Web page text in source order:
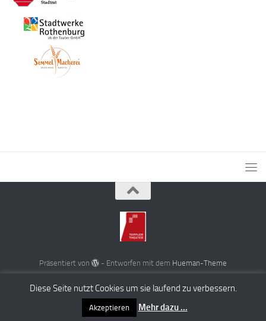
Präsentiert von - Entworfen mit dem Hueman-Theme
Diese Seite nutzt Cookies um sie laufend zu verbessern.
Akzeptieren Mehr dazu ...